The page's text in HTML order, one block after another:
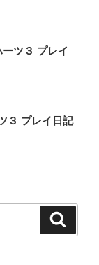
ツ３ プレイ
３ プレイ日記